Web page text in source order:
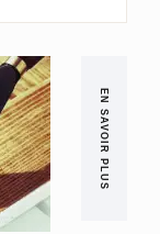
EN SAVOIR PLUS